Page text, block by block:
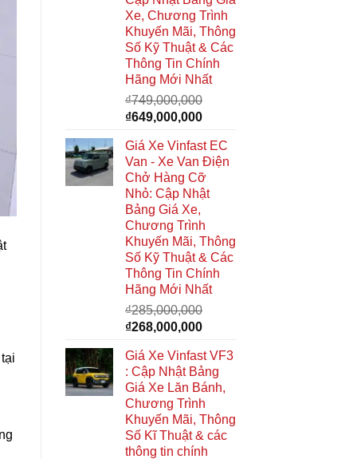
Xe, Chương Trình
Khuyến Mãi, Thông
Số Kỹ Thuật & Các
Thông Tin Chính
Hãng Mới Nhất
₫749,000,000
Giá
là:
₫749,000,000.
₫649,000,000Giá
tại
là:
₫649,000,000.
Giá Xe Vinfast EC
Van - Xe Van Điện
Chở Hàng Cỡ
Nhỏ: Cập Nhật
Bảng Giá Xe,
Chương Trình
Khuyến Mãi, Thông
Số Kỹ Thuật & Các
Thông Tin Chính
Hãng Mới Nhất
₫285,000,000
Giá
là:
₫285,000,000.
₫268,000,000Giá
tại
là:
₫268,000,000.
Giá Xe Vinfast VF3
: Cập Nhật Bảng
Giá Xe Lăn Bánh,
Chương Trình
Khuyến Mãi, Thông
Số Kĩ Thuật & các
thông tin chính